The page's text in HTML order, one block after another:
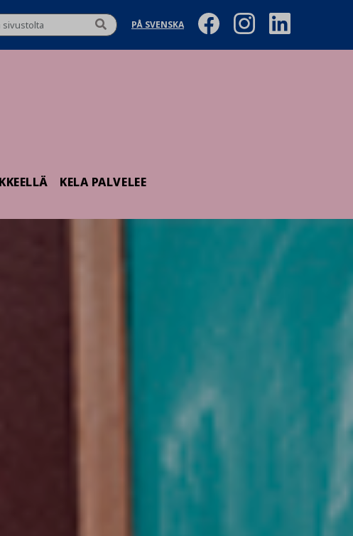
PÅ SVENSKA
KELA PALVELEE